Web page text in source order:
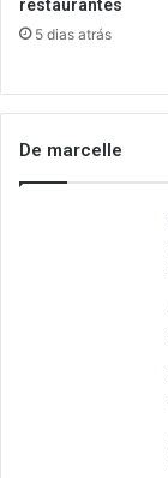
restaurantes
5 dias atrás
De marcelle